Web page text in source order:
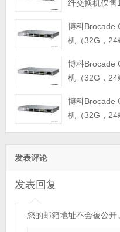
纤交换机仅售
博科Brocade
机（32G，24
软件授权；支持级联；可按
博科Brocade
机（32G，24
软件授权；支持级联；可按
博科Brocade
机（32G，24
（固定）
发表评论
发表回复
您的邮箱地址不会被公开。